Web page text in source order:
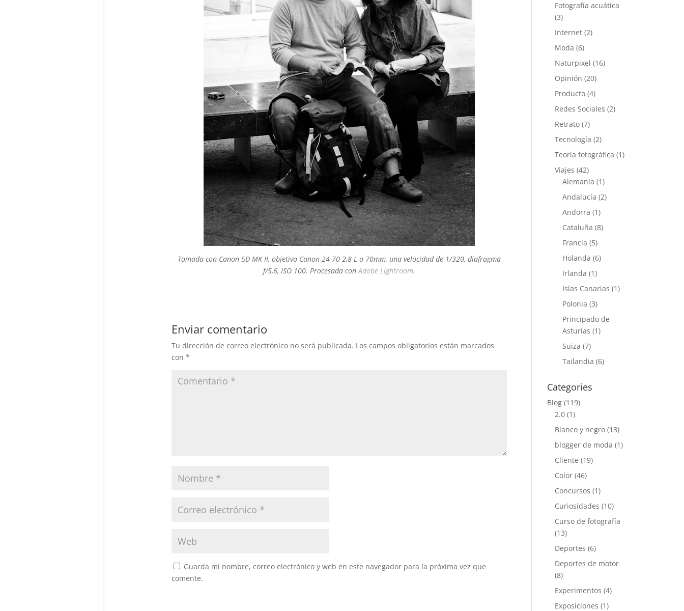
Tomada con Canon 5D MK II, objetivo Canon 24-70 2,8 L a 70mm, una velocidad de 1/320, diafragma
f/5,6, ISO 100. Procesada conAdobe Lightroom.
Enviar comentario
Tu dirección de correo electrónico no será publicada. Los campos obligatorios están marcados
con *
Guarda mi nombre, correo electrónico y web en este navegador para la próxima vez que
comente.
Fotografía acuática
(3)
Internet (2)
Moda (6)
Naturpixel (16)
Opinión (20)
Producto (4)
Redes Sociales (2)
Retrato (7)
Tecnología (2)
Teoría fotográfica (1)
Viajes (42)
Alemania (1)
Andalucía (2)
Andorra (1)
Cataluña (8)
Francia (5)
Holanda (6)
Irlanda (1)
Islas Canarias (1)
Polonia (3)
Principado de
Asturias (1)
Suiza (7)
Tailandia (6)
Categories
Blog (119)
2.0 (1)
Blanco y negro (13)
blogger de moda (1)
Cliente (19)
Color (46)
Concursos (1)
Curiosidades (10)
Curso de fotografía
(13)
Deportes (6)
Deportes de motor
(8)
Experimentos (4)
Exposiciones (1)